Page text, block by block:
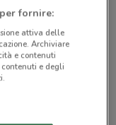
contributors
fornire:
attiva delle
Archiviare
e contenuti
e degli